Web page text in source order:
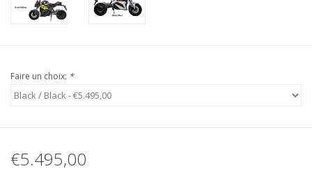
Faire un choix: *
€5.495,00